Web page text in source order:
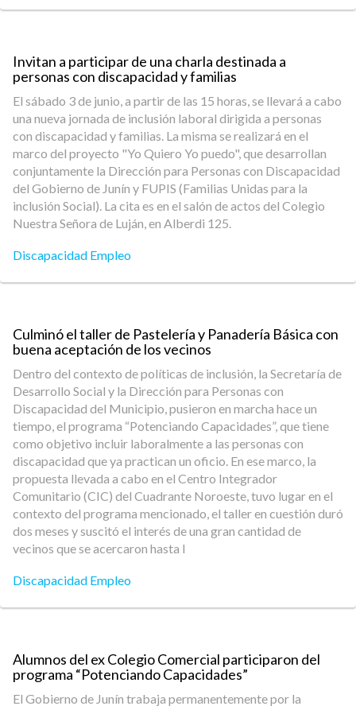
Invitan a participar de una charla destinada a
personas con discapacidad y familias
El sábado 3 de junio, a partir de las 15 horas, se llevará a cabo
una nueva jornada de inclusión laboral dirigida a personas
con discapacidad y familias. La misma se realizará en el
marco del proyecto "Yo Quiero Yo puedo", que desarrollan
conjuntamente la Dirección para Personas con Discapacidad
del Gobierno de Junín y FUPIS (Familias Unidas para la
inclusión Social). La cita es en el salón de actos del Colegio
Nuestra Señora de Luján, en Alberdi 125.
Discapacidad Empleo
Culminó el taller de Pastelería y Panadería Básica con
buena aceptación de los vecinos
Dentro del contexto de políticas de inclusión, la Secretaría de
Desarrollo Social y la Dirección para Personas con
Discapacidad del Municipio, pusieron en marcha hace un
tiempo, el programa “Potenciando Capacidades”, que tiene
como objetivo incluir laboralmente a las personas con
discapacidad que ya practican un oficio. En ese marco, la
propuesta llevada a cabo en el Centro Integrador
Comunitario (CIC) del Cuadrante Noroeste, tuvo lugar en el
contexto del programa mencionado, el taller en cuestión duró
dos meses y suscitó el interés de una gran cantidad de
vecinos que se acercaron hasta l
Discapacidad Empleo
Alumnos del ex Colegio Comercial participaron del
programa “Potenciando Capacidades”
El Gobierno de Junín trabaja permanentemente por la